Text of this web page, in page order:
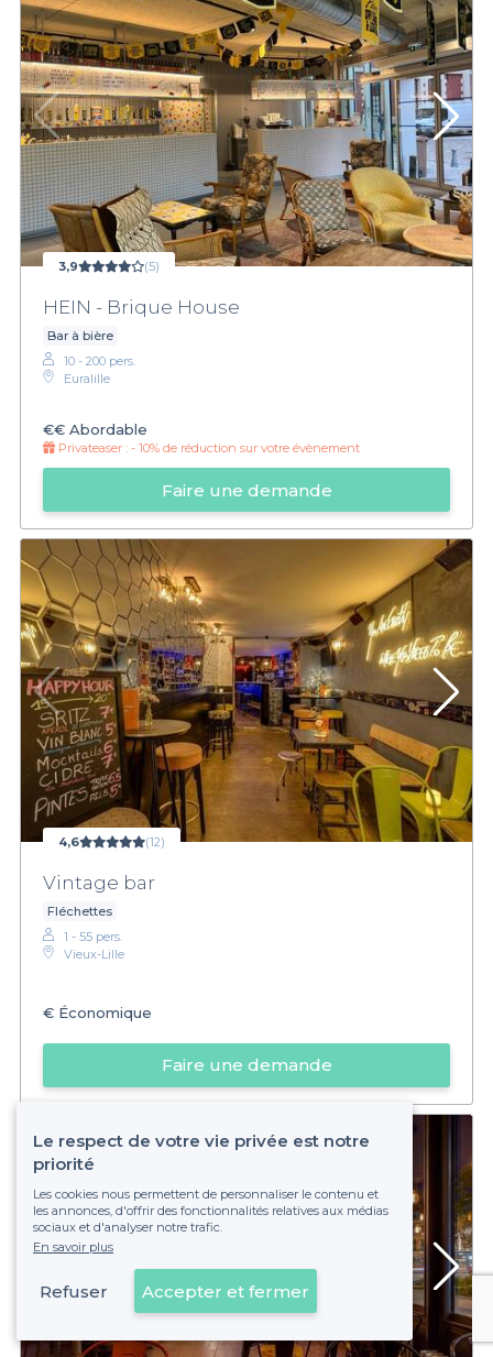
3,9 (5)
HEIN - Brique House
Bar à bière
10 - 200 pers.
Euralille
€€ Abordable
Privateaser : - 10% de réduction sur votre évènement
Faire une demande
4,6 (12)
Vintage bar
Fléchettes
1 - 55 pers.
Vieux-Lille
€ Économique
Faire une demande
Voir sur la carte
Le respect de votre vie privée est notre
priorité
Les cookies nous permettent de personnaliser le contenu et
les annonces, d'offrir des fonctionnalités relatives aux médias
sociaux et d'analyser notre trafic.
En savoir plus
Refuser Accepter et fermer